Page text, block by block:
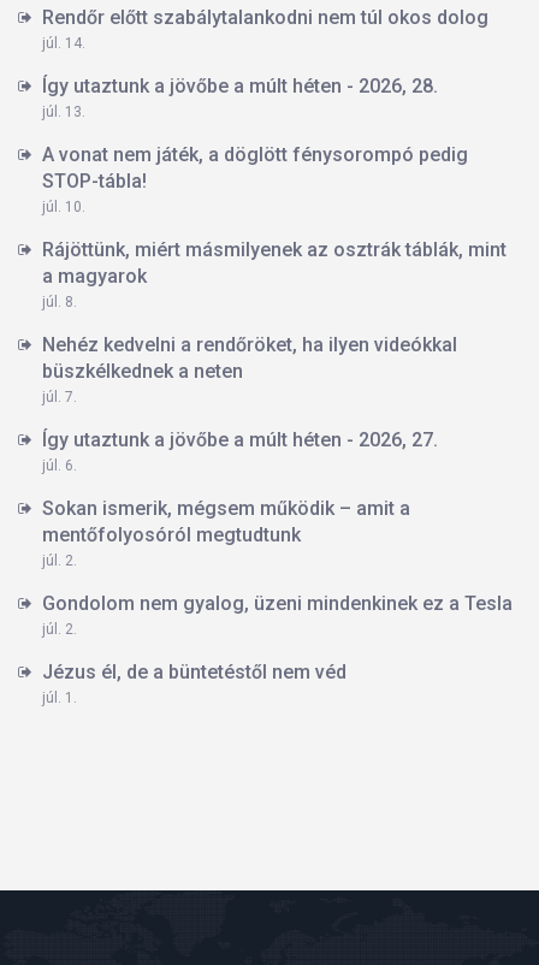
Rendőr előtt szabálytalankodni nem túl okos dolog
júl. 14.
Így utaztunk a jövőbe a múlt héten - 2026, 28.
júl. 13.
A vonat nem játék, a döglött fénysorompó pedig
STOP-tábla!
júl. 10.
Rájöttünk, miért másmilyenek az osztrák táblák, mint
a magyarok
júl. 8.
Nehéz kedvelni a rendőröket, ha ilyen videókkal
büszkélkednek a neten
júl. 7.
Így utaztunk a jövőbe a múlt héten - 2026, 27.
júl. 6.
Sokan ismerik, mégsem működik – amit a
mentőfolyosóról megtudtunk
júl. 2.
Gondolom nem gyalog, üzeni mindenkinek ez a Tesla
júl. 2.
Jézus él, de a büntetéstől nem véd
júl. 1.